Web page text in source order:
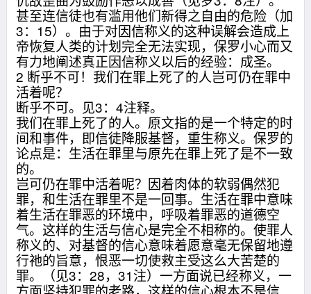
甚至连信徒也有滥用他们新得之自由的危险（加
3：15）。由于对因信称义的这种误解会造成上
帝恢复人类的计划完全无法实现，保罗小心而又
有力地阐述真正因信称义以后的经验：成圣。
2 断乎不可！我们在罪上死了的人岂可仍在罪中
活着呢？
断乎不可。见3：4注释。
我们在罪上死了的人。原文指的是一个特定的时
间和事件，即信徒降服基督，重生称义。保罗的
论点是：生活在罪里与原先在罪上死了是不一致
的。
岂可仍在罪中活着呢？因着肉体的软弱偶然犯
罪，和生活在罪里不是一回事。生活在罪中意味
着生活在罪恶的环境中，呼吸着罪恶的道德空
气。这样的生活与信心是完全不相称的。使罪人
称义的、对基督的信心意味着愿意毫无保留地遵
行祂的旨意，恨恶一切使救主受这么大苦楚的
罪。（见3：28，31注）一方面说已经称义，一